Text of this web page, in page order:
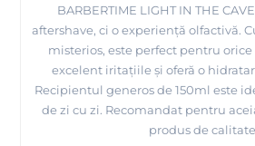
BARBERTIME LIGHT IN THE
aftershave, ci o experiență olfactivă.
misterios, este perfect pentru orice
excelent iritațiile și oferă o
Recipientul generos de 150ml este
de zi cu zi. Recomandat pentru
produs de